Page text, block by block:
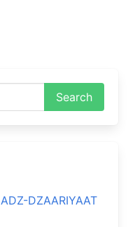
DZAARIYAAT